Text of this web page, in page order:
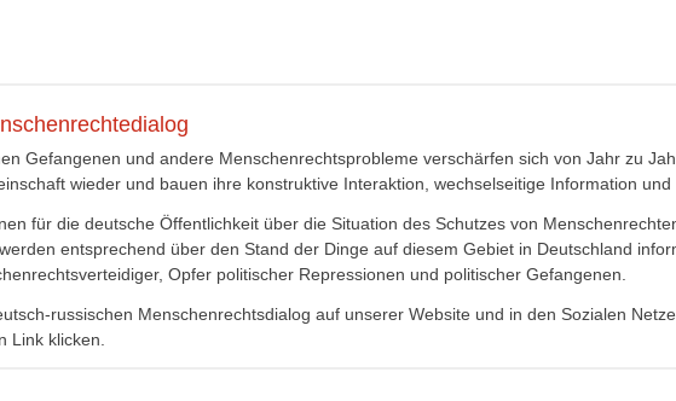
Gefangenen und andere Menschenrechtsprobleme verschärfen sich von Jahr zu
wieder und bauen ihre konstruktive Interaktion, wechselseitige Information
für die deutsche Öffentlichkeit über die Situation des Schutzes von
entsprechend über den Stand der Dinge auf diesem Gebiet in Deutschland
Opfer politischer Repressionen und politischer Gefangenen.
russischen Menschenrechtsdialog auf unserer Website und in den Sozialen
Link klicken.